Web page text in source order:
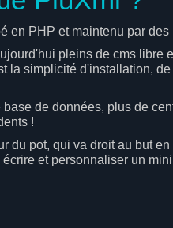
en PHP et maintenu par des
pleins de cms libre
la simplicité d'installation,
de données, plus de
!
du pot, qui va droit au but
et personnaliser un